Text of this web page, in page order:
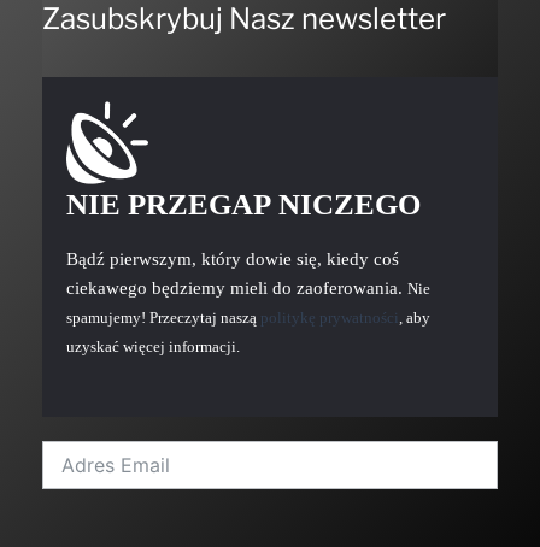
Zasubskrybuj Nasz newsletter
NIE PRZEGAP NICZEGO
Bądź pierwszym, który dowie się, kiedy coś
ciekawego będziemy mieli do zaoferowania. Nie
spamujemy! Przeczytaj naszą politykę prywatności, aby
uzyskać więcej informacji.